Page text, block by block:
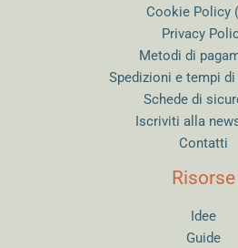
Cookie Policy
Privacy
Metodi di
Spedizioni e tempi
Schede di
Iscriviti alla
Contatti
Risorse
Idee
Guide